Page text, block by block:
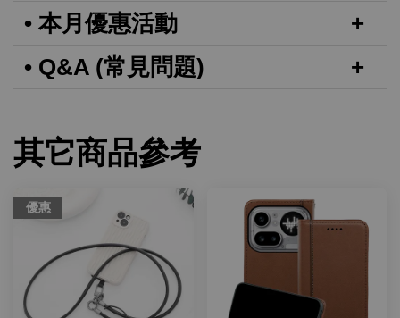
• 本月優惠活動
• Q&A (常見問題)
其它商品參考
優惠